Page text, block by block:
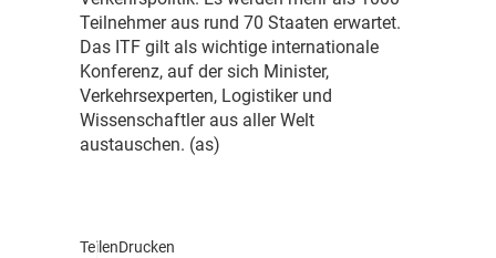
Teilnehmer aus rund 70 Staaten erwartet.
Das ITF gilt als wichtige internationale
Konferenz, auf der sich Minister,
Verkehrsexperten, Logistiker und
Wissenschaftler aus aller Welt
austauschen. (as)
TeilenDrucken